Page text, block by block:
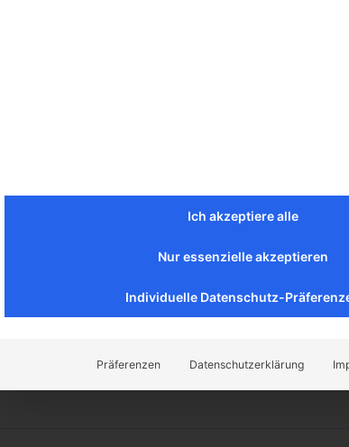
In Pflanzflächen kann ein leichtes Gefälle von bis
Sitzmauer mit Pflanzbeet
Sehr beliebt im Privatgarten ist die Kombination
Die Mauer endet auf Sitzhöhe, dahinter entsteht ein
Das lockert massive Natursteinmauern optisch
Bei freistehenden Mauern wird häufig ein
Ich akzeptiere alle
Nur essenzielle akzeptieren
Individuelle Datenschutz-
Präferenzen Datenschutzerklärung